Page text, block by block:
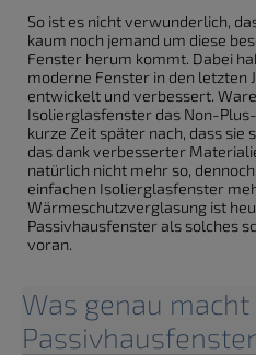
So ist es nicht verwunderlich,
kaum noch jemand um diese
Fenster herum kommt. Dabei
moderne Fenster in den letzten
entwickelt und verbessert.
Isolierglasfenster das Non-
kurze Zeit später nach, dass sie
das dank verbesserter
natürlich nicht mehr so,
einfachen Isolierglasfenster
Wärmeschutzverglasung ist
Passivhausfenster als solches
voran.
Was genau macht